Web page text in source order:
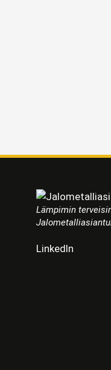
Lämpimin
LinkedIn